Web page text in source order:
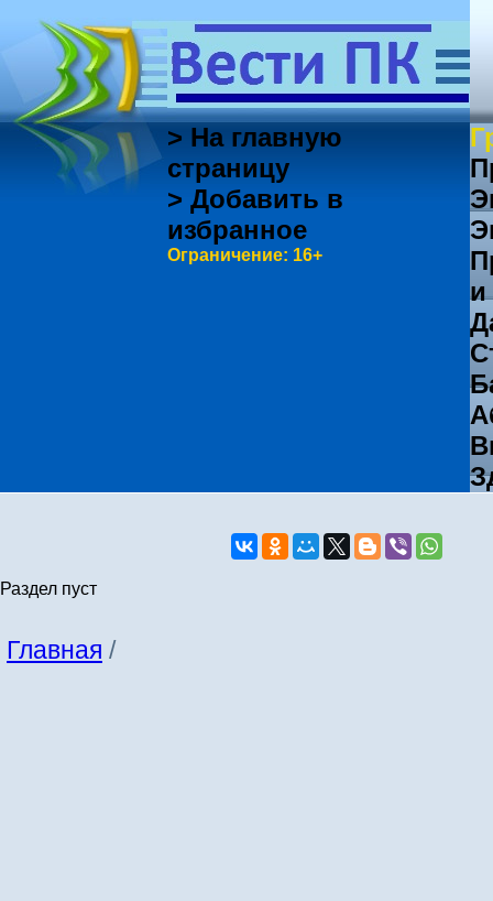
> На главную
страницу
> Добавить в
избранное
Ограничение: 16+
Раздел пуст
Главная /